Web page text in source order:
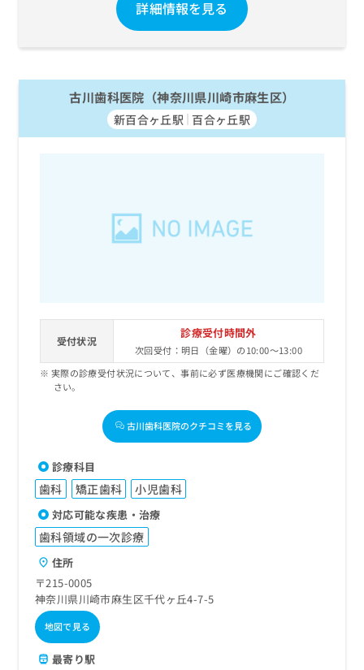
詳細情報を見る
古川歯科医院（神奈川県川崎市麻生区）
新百合ヶ丘駅 百合ヶ丘駅
受付状況
診療受付時間外
次回受付：明日（金曜）の10:00～13:00
実際の診療受付状況について、事前に必ず医療機関にご確認くだ
さい。
古川歯科医院のクチコミを見る
診療科目
歯科 矯正歯科 小児歯科
対応可能な疾患・治療
歯科領域の一次診療
住所
〒215-0005
神奈川県川崎市麻生区千代ヶ丘4-7-5
地図で見る
最寄り駅